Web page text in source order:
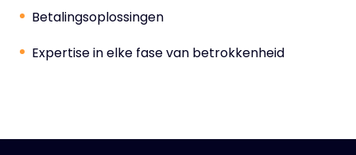
Betalingsoplossingen
Expertise in elke fase van betrokkenheid